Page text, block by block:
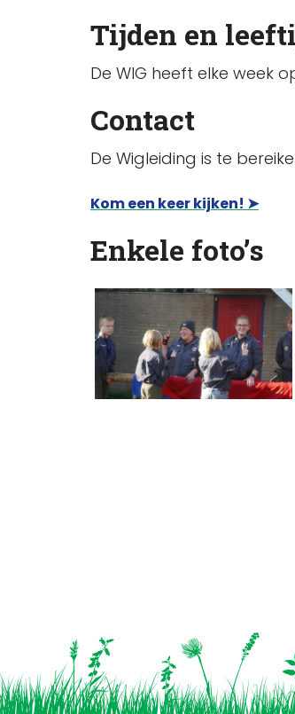
Tijden en
De WIG heeft elke week
Contact
De Wigleiding is te
Kom een keer kijken! ➤
Enkele foto’s